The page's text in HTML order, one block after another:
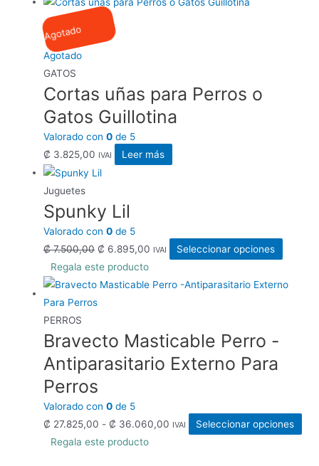
Agotado
Agotado
GATOS
Cortas uñas para Perros o
Gatos Guillotina
Valorado con0 de 5
₡ 3.825,00 IVAI Leer más
Juguetes
Spunky Lil
Valorado con0 de 5
₡7.500,00 El
precio
original
era:
₡ 6.895,00 El
actual
IVAI Seleccionar opciones
tiene
en
Regala este producto
PERROS
Bravecto Masticable Perro -
Antiparasitario Externo Para
Perros
Valorado con0 de 5
₡ 27.825,00 - ₡ 36.060,00 Rango
IVAI Seleccionar opciones
Regala este producto